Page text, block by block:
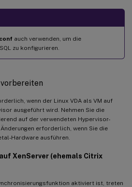
name
name
of PostgreSQL for Linux
="postgresql"
auch verwenden, um die
zu konfigurieren.
wenn der Linux VDA als VM auf
ausgeführt wird. Nehmen Sie die
auf der verwendeten Hypervisor-
erforderlich, wenn Sie die
Hardware ausführen.
XenServer (ehemals Citrix
aktiviert ist, treten